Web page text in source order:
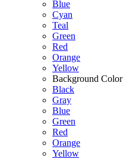
Blue
Cyan
Teal
Green
Red
Orange
Yellow
Background Color
Black
Gray
Blue
Green
Red
Orange
Yellow